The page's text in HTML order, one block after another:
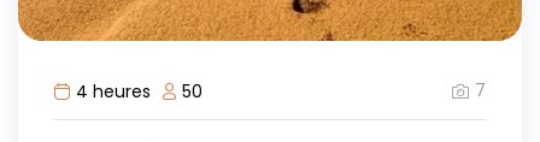
4 heures 50 7